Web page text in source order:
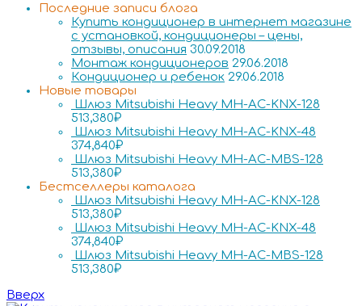
Последние записи блога
Купить кондиционер в интернет магазине
с установкой, кондиционеры – цены,
отзывы, описания 30.09.2018
Монтаж кондиционеров 29.06.2018
Кондиционер и ребенок 29.06.2018
Новые товары
Шлюз Mitsubishi Heavy MH-AC-KNX-128
513,380₽
Шлюз Mitsubishi Heavy MH-AC-KNX-48
374,840₽
Шлюз Mitsubishi Heavy MH-AC-MBS-128
513,380₽
Бестселлеры каталога
Шлюз Mitsubishi Heavy MH-AC-KNX-128
513,380₽
Шлюз Mitsubishi Heavy MH-AC-KNX-48
374,840₽
Шлюз Mitsubishi Heavy MH-AC-MBS-128
513,380₽
Вверх